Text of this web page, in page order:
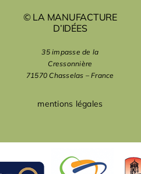
© LA MANUFACTURE
D’IDÉES
35 impasse de la
Cressonnière
71570 Chasselas – France
mentions légales